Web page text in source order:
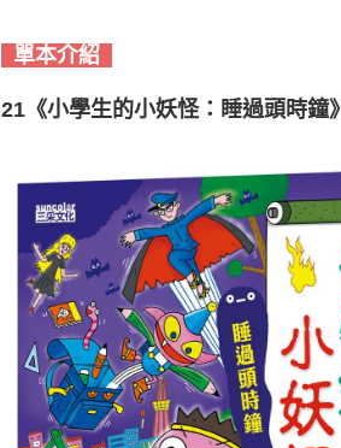
單本介紹
21《小學生的小妖怪：睡過頭時鐘》